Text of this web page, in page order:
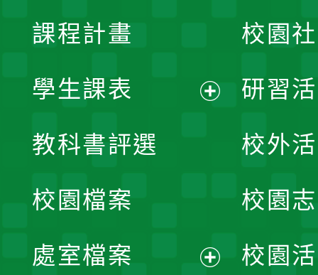
課程計畫
學生課表
單
教科書評選
校園檔案
處室檔案
校園
研習
校外
校園
校園